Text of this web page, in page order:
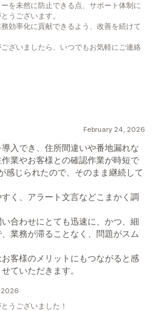
を未然に防止できる点、サポート体制に
うございます。
効率化に貢献できるよう、改善を続けて
ざいましたら、いつでもお気軽にご連絡
February 24, 2026
入でき、住所間違いや番地漏れな
業やお客様との確認作業が時短で
感じられたので、そのまま継続して
く、アラート文言などこまかく調
合わせにとても迅速に、かつ、細
業務が滞ることなく、問題がスム
客様のメリットにもつながると感
ていただきます。
2026
うございました！